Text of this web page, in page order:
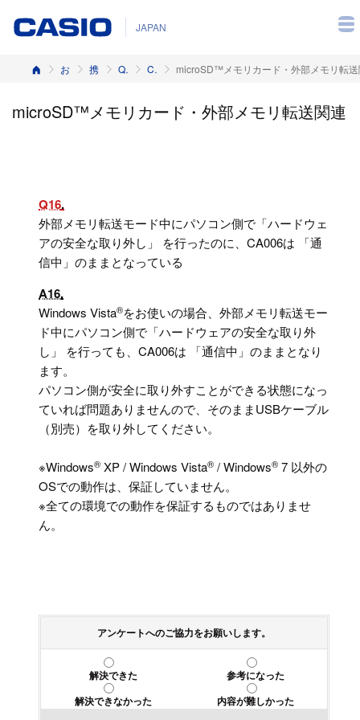
JAPAN
ホーム お客様サポート 携帯電話 Q&A（よくある質問と答え） CA006 microSD™メモリカード・外部メモリ転
microSD™メモリカード・外部メモリ転送関連
Q16
外部メモリ転送モード中にパソコン側で「ハードウェ
アの安全な取り外し」 を行ったのに、CA006は 「通
信中」のままとなっている
A16
Windows Vista®をお使いの場合、外部メモリ転送モー
ド中にパソコン側で「ハードウェアの安全な取り外
し」 を行っても、CA006は 「通信中」のままとなり
ます。
パソコン側が安全に取り外すことができる状態になっ
ていれば問題ありませんので、そのままUSBケーブル
（別売）を取り外してください。
※Windows® XP / Windows Vista® / Windows® 7 以外の
OSでの動作は、保証していません。
※全ての環境での動作を保証するものではありませ
ん。
アンケートへのご協力をお願いします。
解決できた
参考になった
解決できなかった
内容が難しかった